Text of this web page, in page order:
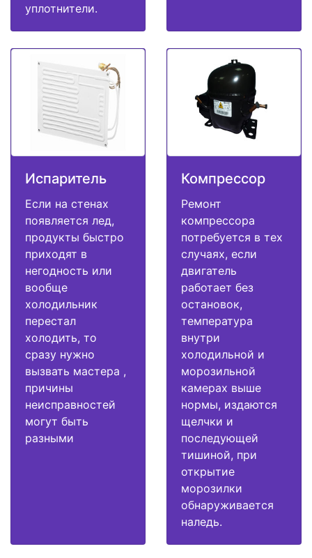
уплотнители.
Испаритель
Если на стенах
появляется лед,
продукты быстро
приходят в
негодность или
вообще
холодильник
перестал
холодить, то
сразу нужно
вызвать мастера ,
причины
неисправностей
могут быть
разными
Компрессор
Ремонт
компрессора
потребуется в тех
случаях, если
двигатель
работает без
остановок,
температура
внутри
холодильной и
морозильной
камерах выше
нормы, издаются
щелчки и
последующей
тишиной, при
открытие
морозилки
обнаруживается
наледь.